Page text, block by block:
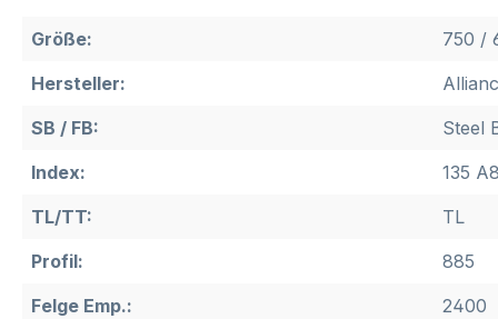
Größe:
750 /
Hersteller:
SB / FB:
Steel
Index:
135
TL/TT:
TL
Profil:
885
Felge Emp.:
2400